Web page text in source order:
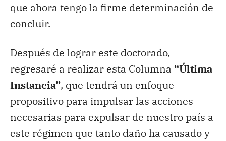
que ahora tengo la firme determinación de
concluir.
Después de lograr este doctorado,
regresaré a realizar esta Columna “Última
Instancia”, que tendrá un enfoque
propositivo para impulsar las acciones
necesarias para expulsar de nuestro país a
este régimen que tanto daño ha causado y